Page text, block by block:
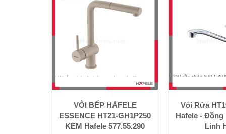
VÒI BẾP HÄFELE
ESSENCE HT21-GH1P250
KEM Hafele 577.55.290
Vòi Rửa
Hafele - Đồng
Linh